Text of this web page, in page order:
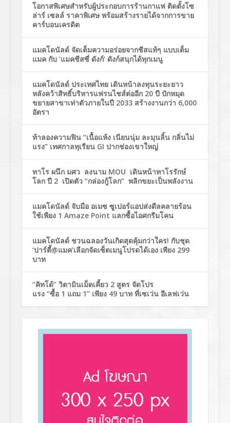
โอกาสพิเศษสำหรับผู้ประกอบการร้านกาแฟ ติดตั้งโซ
ล่าร์ เซลล์ ราคาพิเศษ พร้อมสร้างรายได้จากการขาย
คาร์บอนเครดิต
แมคโดนัลด์ จัดเต็มความอร่อยจากชีสแท้ๆ แบบเต็ม
แมค กับ ‘แมคชีสซี่ ดังก์’ ดังก์สนุกได้ทุกเมนู
แมคโดนัลด์ ประเทศไทย เดินหน้าลงทุนระยะยาว
หลังคว้าสิทธิ์บริหารแฟรนไชส์ต่ออีก 20 ปี ปักหมุด
ขยายสาขาเท่าตัวภายในปี 2033 สร้างงานกว่า 6,000
อัตรา
ท้าลองความฟิน “เนื้อแห้ง เนียนนุ่ม ละมุนลิ้น กลิ่นไม่
แรง” เทศกาลทุเรียน GI ปากช่องเขาใหญ่
ทาโร ผนึก มศว ลงนาม MOU เดินหน้าทาโรรักษ์
โลก ปี 2 เปิดตัว “กล่องกู้โลก” พลิกขยะเป็นพลังงาน
แมคโดนัลด์ จับมือ อเมซ ซูเปอร์แอปส่งดีลคลายร้อน
ใช้เพียง 1 Amaze Point แลกซื้อไอศกรีมโคน
แมคโดนัลด์ ชวนฉลองวันเกิดสุดคุ้มกว่าใคร! กับชุด
‘ปาร์ตี้@แมค’เลือกจัดเซ็ตเมนูโปรดได้เอง เพียง 299
บาท
“คิทโด้” วิตามินเม็ดเคี้ยว 2 สูตร จัดโปร
แรง “ซื้อ 1 แถม 1” เพียง 49 บาท ที่เซเว่น อีเลฟเว่น